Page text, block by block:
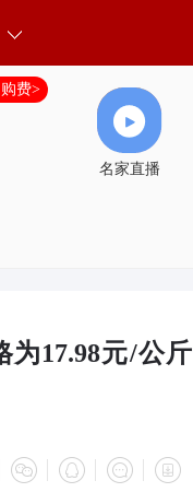
费>
名家直播
为17.98元/公斤